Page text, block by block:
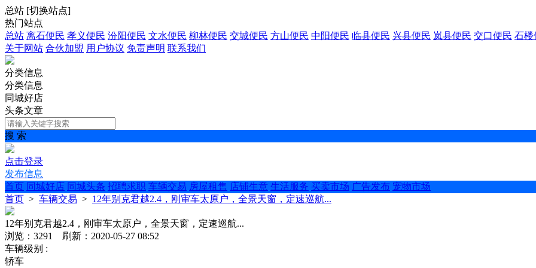
总站 [切换站点]
热门站点
总站 离石便民 孝义便民 汾阳便民 文水便民 柳林便民 交城便民 方山便民 中阳便民 临县便民 兴县便民 岚县便民 交口便民 石楼
关于网站 合伙加盟 用户协议 免责声明 联系我们
分类信息
分类信息
同城好店
头条文章
搜 索
点击登录
发布信息
首页 同城好店 同城头条 招聘求职 车辆交易 房屋租售 店铺生意 生活服务 买卖市场 广告发布 宠物市场
首页 > 车辆交易 > 12年别克君越2.4，刚审车太原户，全景天窗，定速巡航...
12年别克君越2.4，刚审车太原户，全景天窗，定速巡航...
浏览：3291 刷新：2020-05-27 08:52
车辆级别 :
轿车